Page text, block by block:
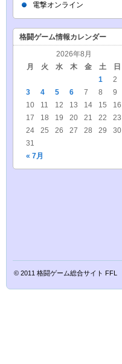
電撃オンライン
格闘ゲーム情報カレンダー
2026年8月
月
火 水 木 金 土 日
« 7月
1
2
3
4 5 6 7 8
9
10
11 12 13 14 15
16
17
18 19 20 21 22
23
24
25 26 27 28 29
30
31
© 2011 格闘ゲーム総合サイト FFL